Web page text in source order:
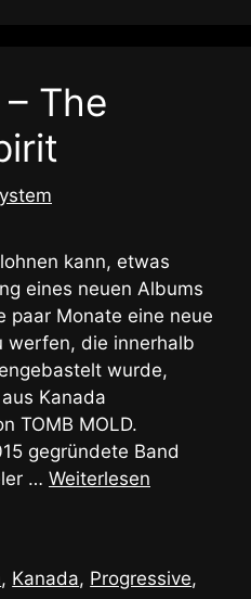
The
kann, etwas
eines neuen Albums
paar Monate eine neue
werfen, die innerhalb
wurde,
Kanada
TOMB MOLD.
gegründete Band
… Weiterlesen
, Kanada, Progressive,